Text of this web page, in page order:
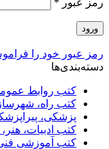
رمز عبور *
ورود
رمز عبور خود را
دسته‌بندی‌ها
کتب روابط
کتب راه،
پزشکی،
کتب ادبیات،
کتب آموزشی